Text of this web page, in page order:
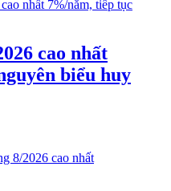
cao nhất
biểu huy